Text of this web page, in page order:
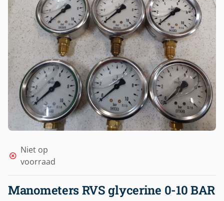
Niet op
voorraad
Manometers RVS glycerine 0-10 BAR